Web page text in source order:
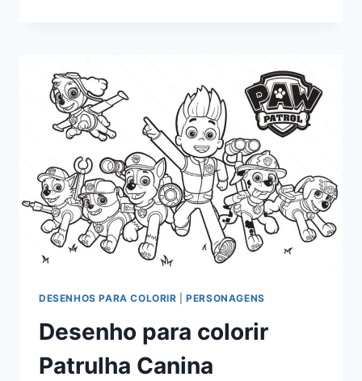
DESENHOS PARA COLORIR |PERSONAGENS
Desenho para colorir
Patrulha Canina